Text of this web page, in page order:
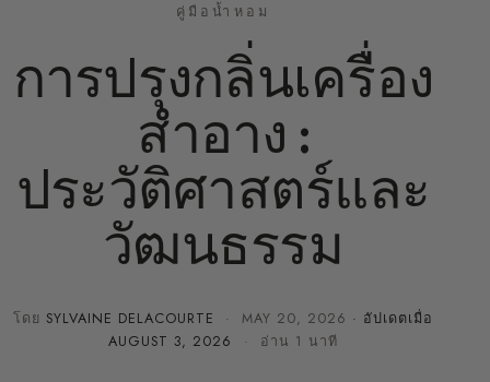
คู่มือน้ำหอม
การปรุงกลิ่นเครื่อง
สำอาง :
ประวัติศาสตร์และ
วัฒนธรรม
โดย SYLVAINE DELACOURTE ·MAY 20, 2026 · อัปเดตเมื่อ
AUGUST 3, 2026
· อ่าน 1 นาที